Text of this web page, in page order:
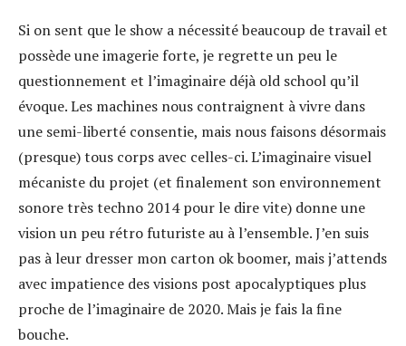
Si on sent que le show a nécessité beaucoup de travail et
possède une imagerie forte, je regrette un peu le
questionnement et l’imaginaire déjà old school qu’il
évoque. Les machines nous contraignent à vivre dans
une semi-liberté consentie, mais nous faisons désormais
(presque) tous corps avec celles-ci. L’imaginaire visuel
mécaniste du projet (et finalement son environnement
sonore très techno 2014 pour le dire vite) donne une
vision un peu rétro futuriste au à l’ensemble. J’en suis
pas à leur dresser mon carton ok boomer, mais j’attends
avec impatience des visions post apocalyptiques plus
proche de l’imaginaire de 2020. Mais je fais la fine
bouche.